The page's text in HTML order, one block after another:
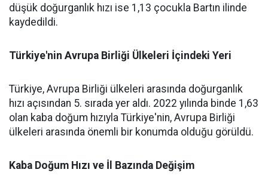
düşük doğurganlık hızı ise 1,13 çocukla Bartın ilinde
kaydedildi.
Türkiye'nin Avrupa Birliği Ülkeleri İçindeki Yeri
Türkiye, Avrupa Birliği ülkeleri arasında doğurganlık
hızı açısından 5. sırada yer aldı. 2022 yılında binde 1,63
olan kaba doğum hızıyla Türkiye'nin, Avrupa Birliği
ülkeleri arasında önemli bir konumda olduğu görüldü.
Kaba Doğum Hızı ve İl Bazında Değişim